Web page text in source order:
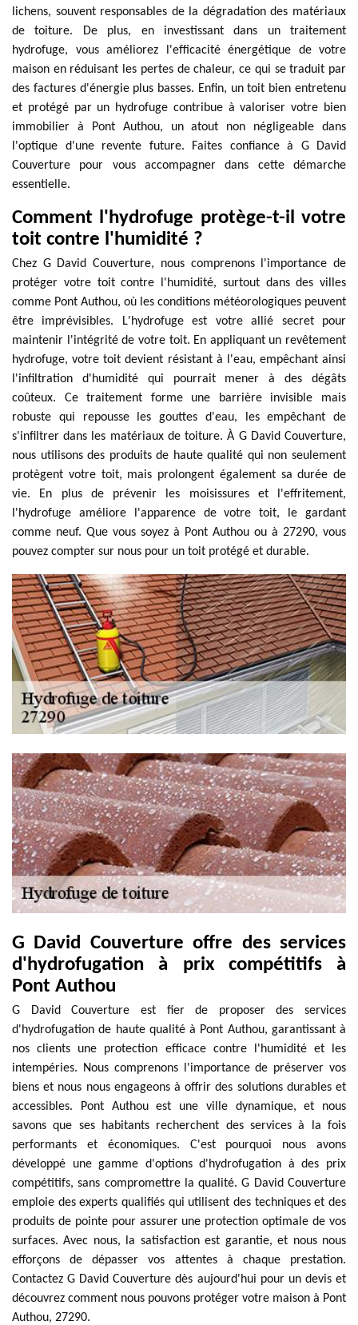
lichens, souvent responsables de la dégradation des matériaux
de toiture. De plus, en investissant dans un traitement
hydrofuge, vous améliorez l'efficacité énergétique de votre
maison en réduisant les pertes de chaleur, ce qui se traduit par
des factures d'énergie plus basses. Enfin, un toit bien entretenu
et protégé par un hydrofuge contribue à valoriser votre bien
immobilier à Pont Authou, un atout non négligeable dans
l'optique d'une revente future. Faites confiance à G David
Couverture pour vous accompagner dans cette démarche
essentielle.
Comment l'hydrofuge protège-t-il votre
toit contre l'humidité ?
Chez G David Couverture, nous comprenons l'importance de
protéger votre toit contre l'humidité, surtout dans des villes
comme Pont Authou, où les conditions météorologiques peuvent
être imprévisibles. L'hydrofuge est votre allié secret pour
maintenir l'intégrité de votre toit. En appliquant un revêtement
hydrofuge, votre toit devient résistant à l'eau, empêchant ainsi
l'infiltration d'humidité qui pourrait mener à des dégâts
coûteux. Ce traitement forme une barrière invisible mais
robuste qui repousse les gouttes d'eau, les empêchant de
s'infiltrer dans les matériaux de toiture. À G David Couverture,
nous utilisons des produits de haute qualité qui non seulement
protègent votre toit, mais prolongent également sa durée de
vie. En plus de prévenir les moisissures et l'effritement,
l'hydrofuge améliore l'apparence de votre toit, le gardant
comme neuf. Que vous soyez à Pont Authou ou à 27290, vous
pouvez compter sur nous pour un toit protégé et durable.
G David Couverture offre des services
d'hydrofugation à prix compétitifs à
Pont Authou
G David Couverture est fier de proposer des services
d'hydrofugation de haute qualité à Pont Authou, garantissant à
nos clients une protection efficace contre l'humidité et les
intempéries. Nous comprenons l'importance de préserver vos
biens et nous nous engageons à offrir des solutions durables et
accessibles. Pont Authou est une ville dynamique, et nous
savons que ses habitants recherchent des services à la fois
performants et économiques. C'est pourquoi nous avons
développé une gamme d'options d'hydrofugation à des prix
compétitifs, sans compromettre la qualité. G David Couverture
emploie des experts qualifiés qui utilisent des techniques et des
produits de pointe pour assurer une protection optimale de vos
surfaces. Avec nous, la satisfaction est garantie, et nous nous
efforçons de dépasser vos attentes à chaque prestation.
Contactez G David Couverture dès aujourd'hui pour un devis et
découvrez comment nous pouvons protéger votre maison à Pont
Authou, 27290.